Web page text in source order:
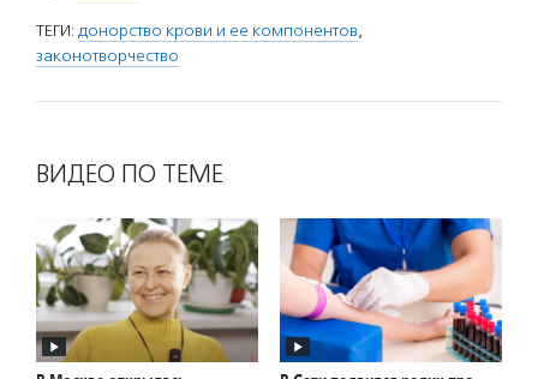
ТЕГИ: донорство крови и ее компонентов,
законотворчество
ВИДЕО ПО ТЕМЕ